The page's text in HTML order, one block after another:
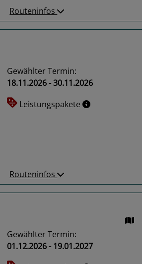
Routeninfos
Gewählter Termin:
18.11.2026 - 30.11.2026
Leistungspakete
Routeninfos
Gewählter Termin:
01.12.2026 - 19.01.2027